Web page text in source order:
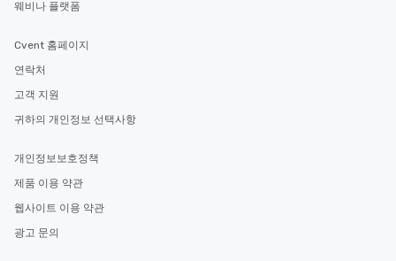
웨비나 플랫폼
Cvent 홈페이지
연락처
고객 지원
귀하의 개인정보 선택사항
개인정보보호정책
제품 이용 약관
웹사이트 이용 약관
광고 문의